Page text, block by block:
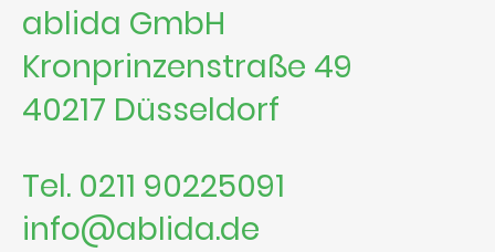
ablida GmbH
Kronprinzenstraße 49
40217 Düsseldorf
Tel. 0211 90225091
info@ablida.de